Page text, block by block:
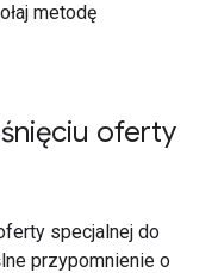
metodę
oferty
specjalnej do
przypomnienie o